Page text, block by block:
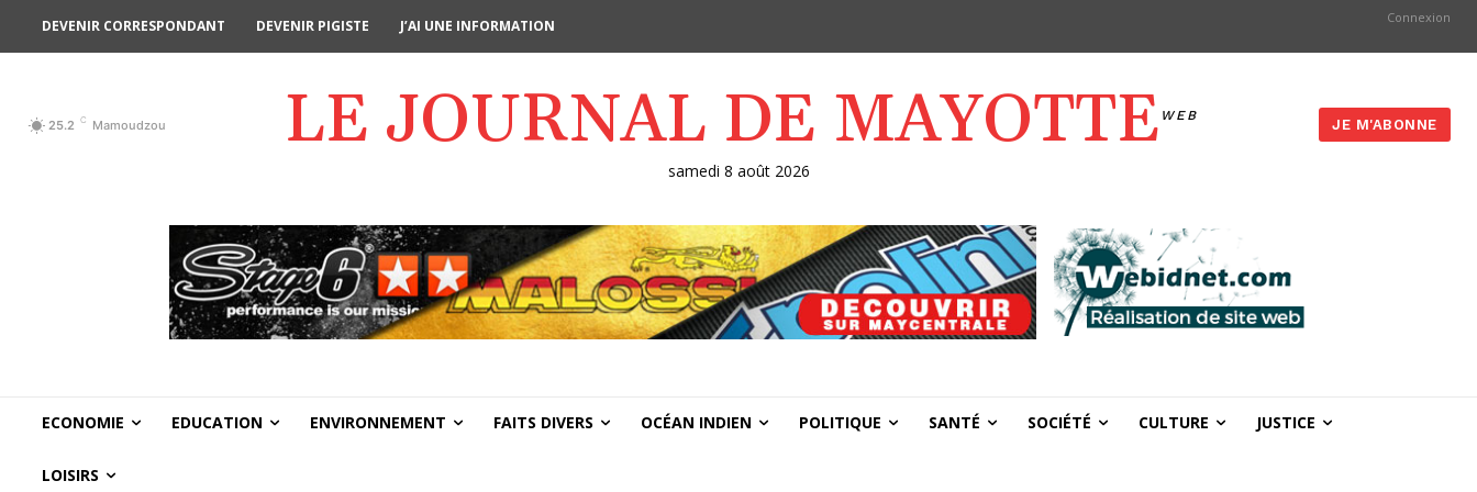
DEVENIR CORRESPONDANT DEVENIR PIGISTE J’AI UNE INFORMATION Connexion
25.2 C Mamoudzou LE JOURNAL DE MAYOTTE WEB
JE M'ABONNE
samedi 8 août 2026
ECONOMIE EDUCATION ENVIRONNEMENT FAITS DIVERS OCÉAN INDIEN POLITIQUE SANTÉ SOCIÉTÉ CULTURE JUSTICE
LOISIRS